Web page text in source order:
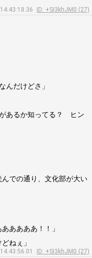
ID: +SI3khJM0 (27)
んだけどさ」
あるか知ってる？ ヒン
での通り、文化部が大い
ああああ！！」
ねぇ」
ID: +SI3khJM0 (27)